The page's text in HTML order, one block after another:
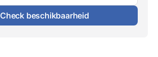
Check beschikbaarheid